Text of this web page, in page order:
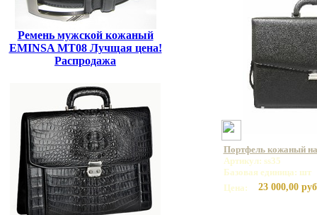
Ремень мужской кожаный
EMINSA MT08 Лучщая цена!
Распродажа
Портфель кожаный на
Артикул: ss35
Базовая единица: шт
Цена:
23 000,00